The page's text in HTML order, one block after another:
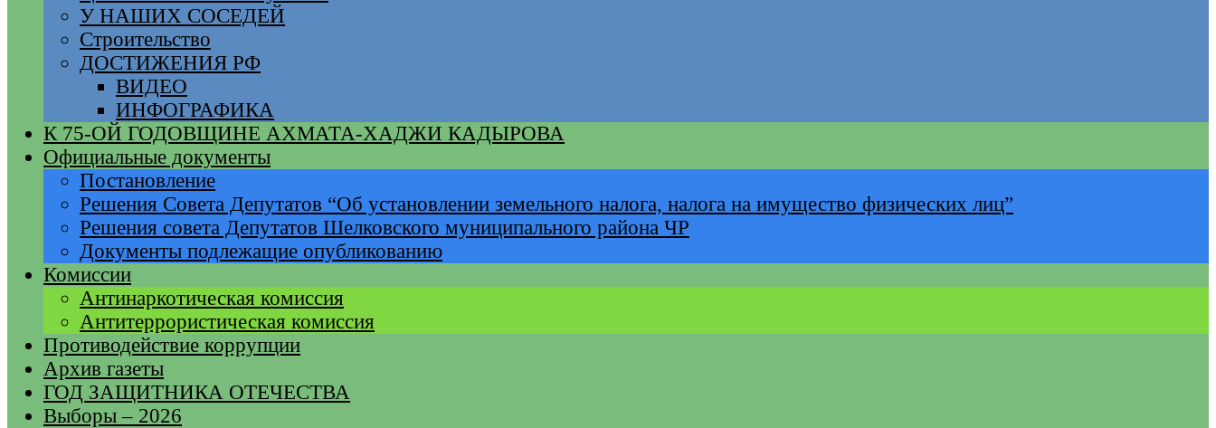
У НАШИХ СОСЕДЕЙ
Строительство
ДОСТИЖЕНИЯ РФ
ВИДЕО
ИНФОГРАФИКА
К 75-ОЙ ГОДОВЩИНЕ АХМАТА-ХАДЖИ КАДЫРОВА
Официальные документы
Постановление
Решения Совета Депутатов “Об установлении земельного налога, налога на имущество физических лиц”
Решения совета Депутатов Шелковского муниципального района ЧР
Документы подлежащие опубликованию
Комиссии
Антинаркотическая комиссия
Антитеррористическая комиссия
Противодействие коррупции
Архив газеты
ГОД ЗАЩИТНИКА ОТЕЧЕСТВА
Выборы – 2026